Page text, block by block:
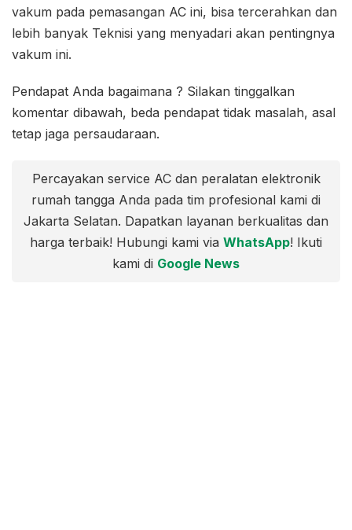
vakum pada pemasangan AC ini, bisa tercerahkan dan
lebih banyak Teknisi yang menyadari akan pentingnya
vakum ini.
Pendapat Anda bagaimana ? Silakan tinggalkan
komentar dibawah, beda pendapat tidak masalah, asal
tetap jaga persaudaraan.
Percayakan service AC dan peralatan elektronik
rumah tangga Anda pada tim profesional kami di
Jakarta Selatan. Dapatkan layanan berkualitas dan
harga terbaik! Hubungi kami via WhatsApp! Ikuti
kami di Google News